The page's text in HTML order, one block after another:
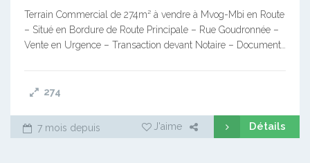
Terrain Commercial de 274m² à vendre à Mvog-Mbi en Route
– Situé en Bordure de Route Principale – Rue Goudronnée –
Vente en Urgence – Transaction devant Notaire – Document…
274
7 mois depuis J'aime Détails